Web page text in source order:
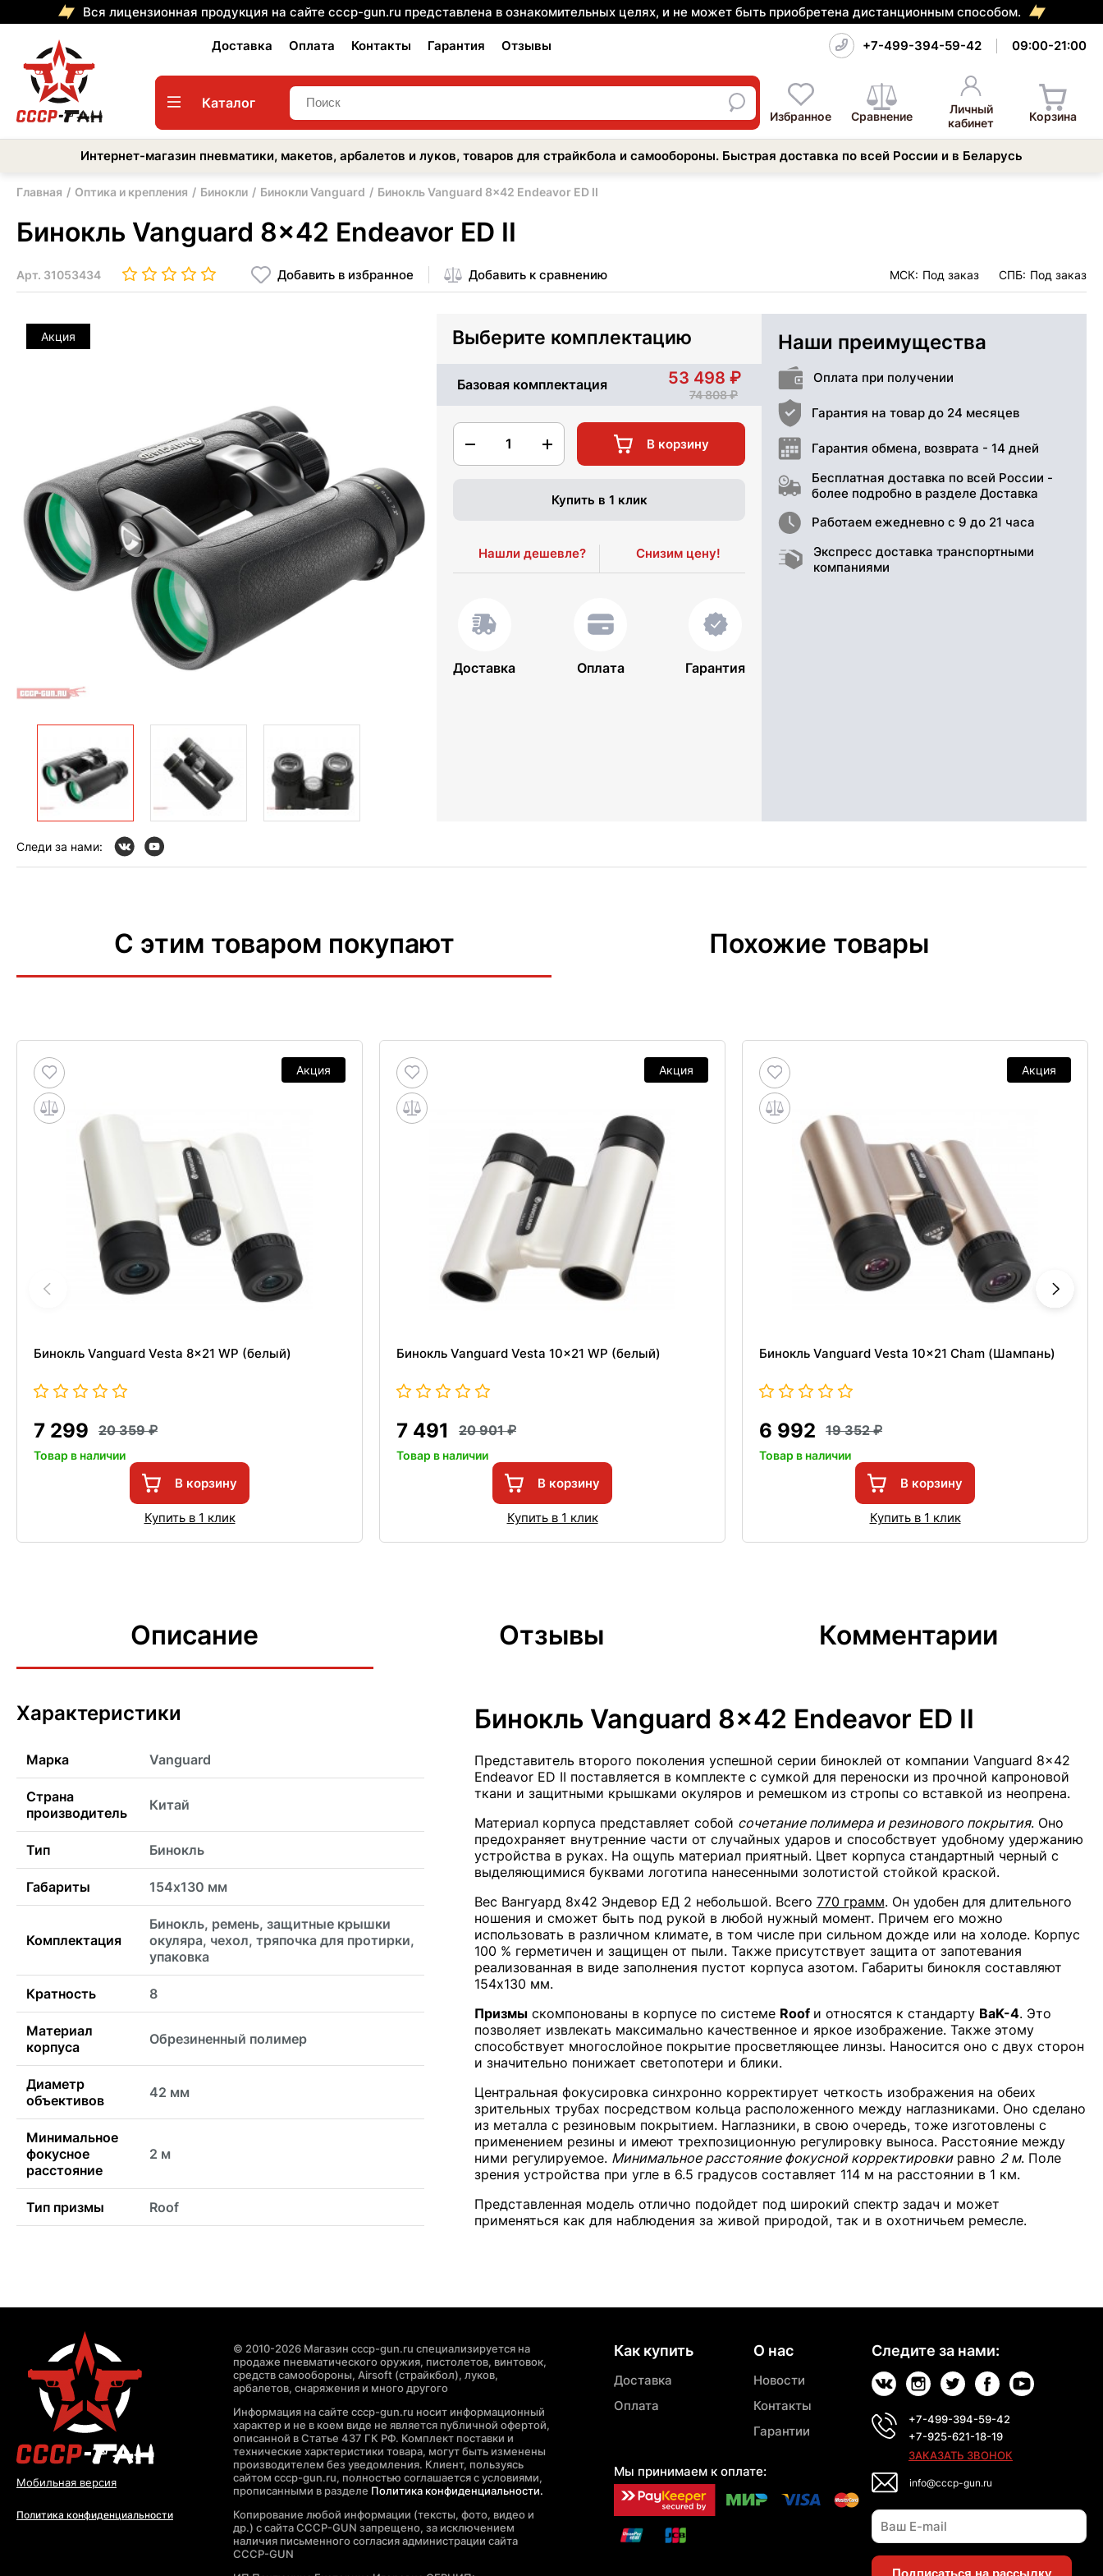
Вся лицензионная продукция на сайте cccp-gun.ru представлена в ознакомительных целях, и не может быть приобретена дистанционным способом.
Доставка Оплата Контакты Гарантия Отзывы +7-499-394-59-42 09:00-21:00
Каталог
Избранное Сравнение
Личный
кабинет
Корзина
Интернет-магазин пневматики, макетов, арбалетов и луков, товаров для страйкбола и самообороны. Быстрая доставка по всей России и в Беларусь
Главная Оптика и крепления Бинокли Бинокли Vanguard Бинокль Vanguard 8x42 Endeavor ED II
Бинокль Vanguard 8x42 Endeavor ED II
Арт. 31053434 Добавить в избранное Добавить к сравнению МСК: Под заказ СПБ: Под заказ
Акция Выберите комплектацию
Базовая комплектация 53 498
74 808
1 В корзину
Купить в 1 клик
Нашли дешевле? Снизим цену!
Доставка Оплата Гарантия
Наши преимущества
Оплата при получении
Гарантия на товар до 24 месяцев
Гарантия обмена, возврата - 14 дней
Бесплатная доставка по всей России -
более подробно в разделе Доставка
Работаем ежедневно с 9 до 21 часа
Экспресс доставка транспортными
компаниями
Следи за нами:
С этим товаром покупают Похожие товары
Акция
Бинокль Vanguard Vesta 8x21 WP (белый)
7 299 20 359
Товар в наличии
В корзину
Купить в 1 клик
Акция
Бинокль Vanguard Vesta 10x21 WP (белый)
7 491 20 901
Товар в наличии
В корзину
Купить в 1 клик
Акция
Бинокль Vanguard Vesta 10x21 Cham (Шампань)
6 992 19 352
Товар в наличии
В корзину
Купить в 1 клик
Описание Отзывы Комментарии
Характеристики
Марка Vanguard
Страна
производитель
Китай
Тип Бинокль
Габариты 154х130 мм
Комплектация
Бинокль, ремень, защитные крышки
окуляра, чехол, тряпочка для протирки,
упаковка
Кратность 8
Материал
корпуса
Обрезиненный полимер
Диаметр
объективов
42 мм
Минимальное
фокусное
расстояние
2 м
Тип призмы Roof
Бинокль Vanguard 8x42 Endeavor ED II
Представитель второго поколения успешной серии биноклей от компании Vanguard 8x42
Endeavor ED II поставляется в комплекте с сумкой для переноски из прочной капроновой
ткани и защитными крышками окуляров и ремешком из стропы со вставкой из неопрена.
Материал корпуса представляет собой сочетание полимера и резинового покрытия. Оно
предохраняет внутренние части от случайных ударов и способствует удобному удержанию
устройства в руках. На ощупь материал приятный. Цвет корпуса стандартный черный с
выделяющимися буквами логотипа нанесенными золотистой стойкой краской.
Вес Вангуард 8х42 Эндевор ЕД 2 небольшой. Всего 770 грамм. Он удобен для длительного
ношения и сможет быть под рукой в любой нужный момент. Причем его можно
использовать в различном климате, в том числе при сильном дожде или на холоде. Корпус
100 % герметичен и защищен от пыли. Также присутствует защита от запотевания
реализованная в виде заполнения пустот корпуса азотом. Габариты бинокля составляют
154х130 мм.
Призмыскомпонованы в корпусе по системе Roof и относятся к стандарту BaK-4. Это
позволяет извлекать максимально качественное и яркое изображение. Также этому
способствует многослойное покрытие просветляющее линзы. Наносится оно с двух сторон
и значительно понижает светопотери и блики.
Центральная фокусировка синхронно корректирует четкость изображения на обеих
зрительных трубах посредством кольца расположенного между наглазниками. Оно сделано
из металла с резиновым покрытием. Наглазники, в свою очередь, тоже изготовлены с
применением резины и имеют трехпозиционную регулировку выноса. Расстояние между
ними регулируемое. Минимальное расстояние фокусной корректировкиравно 2 м. Поле
зрения устройства при угле в 6.5 градусов составляет 114 м на расстоянии в 1 км.
Представленная модель отлично подойдет под широкий спектр задач и может
применяться как для наблюдения за живой природой, так и в охотничьем ремесле.
Мобильная версия
Политика конфиденциальности
© 2010-2026 Магазин cccp-gun.ru специализируется на
продаже пневматического оружия, пистолетов, винтовок,
средств самообороны, Airsoft (страйкбол), луков,
арбалетов, снаряжения и много другого
Информация на сайте cccp-gun.ru носит информационный
характер и не в коем виде не является публичной офертой,
описанной в Статье 437 ГК РФ. Комплект поставки и
технические харктеристики товара, могут быть изменены
производителем без уведомления. Клиент, пользуясь
сайтом cccp-gun.ru, полностью соглашается с условиями,
прописанными в разделе Политика конфиденциальности.
Копирование любой информации (тексты, фото, видео и
др.) с сайта CCCP-GUN запрещено, за исключением
наличия письменного согласия администрации сайта
CCCP-GUN
Как купить
Доставка
Оплата
Мы принимаем к оплате:
О нас
Новости
Контакты
Гарантии
Следите за нами:
+7-499-394-59-42
+7-925-621-18-19
ЗАКАЗАТЬ ЗВОНОК
info@cccp-gun.ru